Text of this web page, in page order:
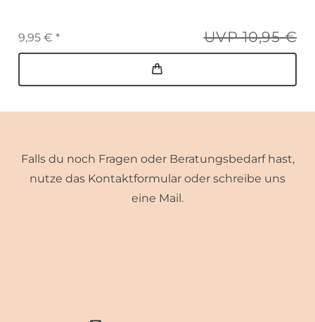
UVP 10,95 €
9,95 € *
Falls du noch Fragen oder Beratungsbedarf hast,
nutze das Kontaktformular oder schreibe uns
eine Mail.